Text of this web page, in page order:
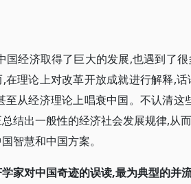
国经济取得了巨大的发展,也遇到了
在理论上对改革开放成就进行解释,
至从经济理论上唱衰中国。不认清
结出一般性的经济社会发展规律,从
智慧和中国方案。
家对中国奇迹的误读,最为典型的并